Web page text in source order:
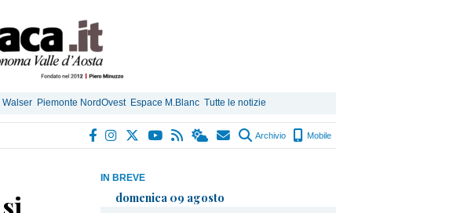
Walser Piemonte NordOvest Espace M.Blanc Tutte le notizie
Archivio Mobile
IN BREVE
domenica 09 agosto